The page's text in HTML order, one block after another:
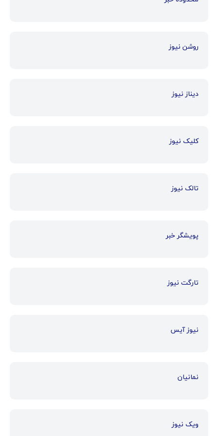
روشن نیوز
دیناز نیوز
کلیک نیوز
تالک نیوز
پویشگر خبر
تارگت نیوز
نیوز آیس
نمانیان
ویک نیوز